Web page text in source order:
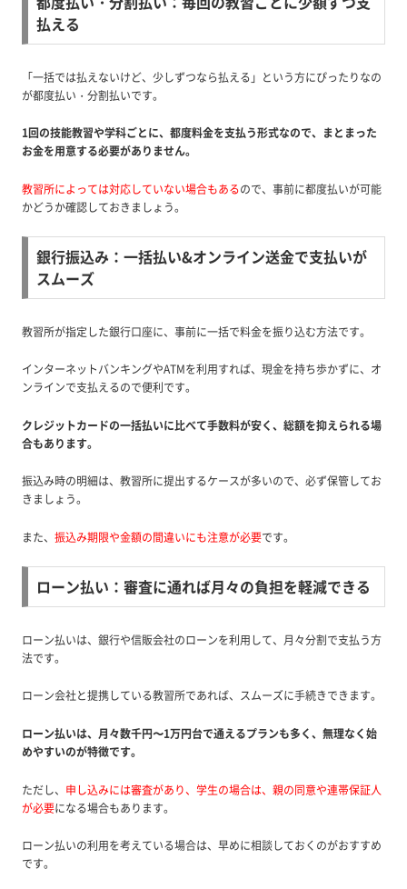
払える
「一括では払えないけど、少しずつなら払える」という方にぴったりなの
が都度払い・分割払いです。
1回の技能教習や学科ごとに、都度料金を支払う形式なので、まとまった
お金を用意する必要がありません。
教習所によっては対応していない場合もあるので、事前に都度払いが可能
かどうか確認しておきましょう。
銀行振込み：一括払い&オンライン送金で支払いが
スムーズ
教習所が指定した銀行口座に、事前に一括で料金を振り込む方法です。
インターネットバンキングやATMを利用すれば、現金を持ち歩かずに、オ
ンラインで支払えるので便利です。
クレジットカードの一括払いに比べて手数料が安く、総額を抑えられる場
合もあります。
振込み時の明細は、教習所に提出するケースが多いので、必ず保管してお
きましょう。
また、 振込み期限や金額の間違いにも注意が必要です。
ローン払い：審査に通れば月々の負担を軽減できる
ローン払いは、銀行や信販会社のローンを利用して、月々分割で支払う方
法です。
ローン会社と提携している教習所であれば、スムーズに手続きできます。
ローン払いは、月々数千円〜1万円台で通えるプランも多く、無理なく始
めやすいのが特徴です。
ただし、 申し込みには審査があり、学生の場合は、親の同意や連帯保証人
が必要になる場合もあります。
ローン払いの利用を考えている場合は、早めに相談しておくのがおすすめ
です。